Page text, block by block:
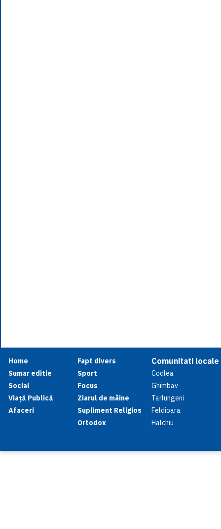
Home
Sumar editie
Social
Viață Publică
Afaceri
Fapt divers
Sport
Focus
Ziarul de mâine
Supliment Religios
Ortodox
Comunitati locale
Codlea
Ghimbav
Tarlungeni
Feldioara
Halchiu